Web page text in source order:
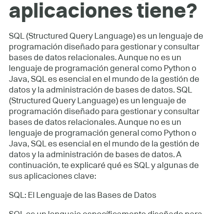
aplicaciones tiene?
SQL (Structured Query Language) es un lenguaje de
programación diseñado para gestionar y consultar
bases de datos relacionales. Aunque no es un
lenguaje de programación general como Python o
Java, SQL es esencial en el mundo de la gestión de
datos y la administración de bases de datos. SQL
(Structured Query Language) es un lenguaje de
programación diseñado para gestionar y consultar
bases de datos relacionales. Aunque no es un
lenguaje de programación general como Python o
Java, SQL es esencial en el mundo de la gestión de
datos y la administración de bases de datos. A
continuación, te explicaré qué es SQL y algunas de
sus aplicaciones clave:
SQL: El Lenguaje de las Bases de Datos